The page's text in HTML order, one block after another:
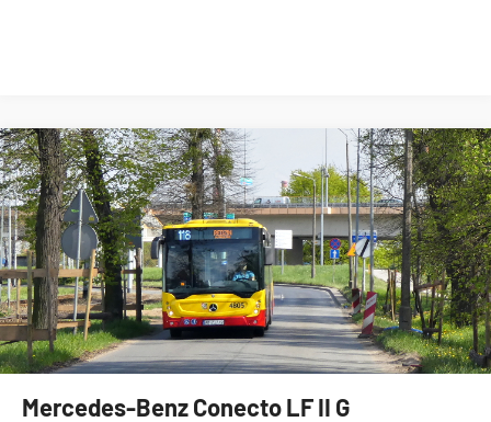
Mercedes-Benz Conecto LF II G